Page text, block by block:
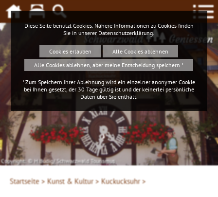
Schwarzwald Geniessen
Copyright: © H.Budig/ Schwarzwald Tourismus
Startseite > Kunst & Kultur > Kuckucksuhr >
Diese Seite benutzt Cookies. Nähere Informationen zu Cookies finden
Sie in unserer Datenschutzerklärung.
Cookies erlauben
Alle Cookies ablehnen
Alle Cookies ablehnen, aber meine Entscheidung speichern *
* Zum Speichern Ihrer Ablehnung wird ein einzelner anonymer Cookie
bei Ihnen gesetzt, der 30 Tage gültig ist und der keinerlei persönliche
Daten über Sie enthält.